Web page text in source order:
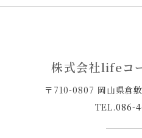
株式会社lifeコ
〒710-0807 岡山県倉
TEL.086-